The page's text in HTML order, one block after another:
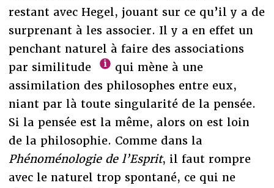
restant avec Hegel, jouant sur ce qu’il y a de
surprenant à les associer. Il y a en effet un
penchant naturel à faire des associations
par similitude
qui mène à une
assimilation des philosophes entre eux,
niant par là toute singularité de la pensée.
Si la pensée est la même, alors on est loin
de la philosophie. Comme dans la
Phénoménologie de l’Esprit, il faut rompre
avec le naturel trop spontané, ce qui ne